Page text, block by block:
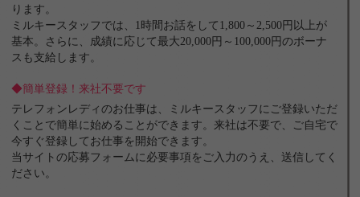
ります。
ミルキースタッフでは、1時間お話をして1,800～2,500円以上が
基本。さらに、成績に応じて最大20,000円～100,000円のボーナ
スも支給します。
◆簡単登録！来社不要です
テレフォンレディのお仕事は、ミルキースタッフにご登録いただ
くことで簡単に始めることができます。来社は不要で、ご自宅で
今すぐ登録してお仕事を開始できます。
当サイトの応募フォームに必要事項をご入力のうえ、送信してく
ださい。